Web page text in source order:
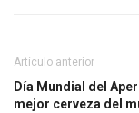
Artículo anterior
Día Mundial del
mejor cerveza del